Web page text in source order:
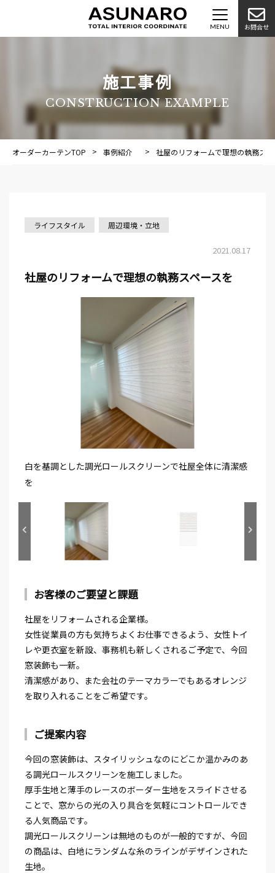
お問合せ
施工事例
CONSTRUCTION EXAMPLE
オーダーカーテンTOP 事例紹介 施工事例
社屋のリフォームで理想の執務スペ
ライフスタイル 周辺環境・立地
2021.08.17
社屋のリフォームで理想の執務スペースを
白を基調とした調光ロールスクリーンで社屋全体に清潔感
を
お客様のご要望と課題
社屋をリフォームされる企業様。
女性従業員の方も気持ちよくお仕事できるよう、女性トイ
レや更衣室を新設、事務机も新しくされるご予定で、今回
窓装飾も一新。
清潔感があり、また会社のテーマカラーでもあるオレンジ
を取り入れることをご希望です。
ご提案内容
今回の窓装飾は、スタイリッシュなのにどこか温かみのあ
る調光ロールスクリーンを施工しました。
厚手生地と薄手のレースのボーダー生地をスライドさせる
ことで、窓からの光の入り具合を気軽にコントロールでき
る人気商品です。
調光ロールスクリーンは無地のものが一般的ですが、今回
の商品は、白地にランダムな糸のラインがデザインされた
生地。